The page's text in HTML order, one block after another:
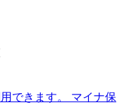
できます。 マイナ保